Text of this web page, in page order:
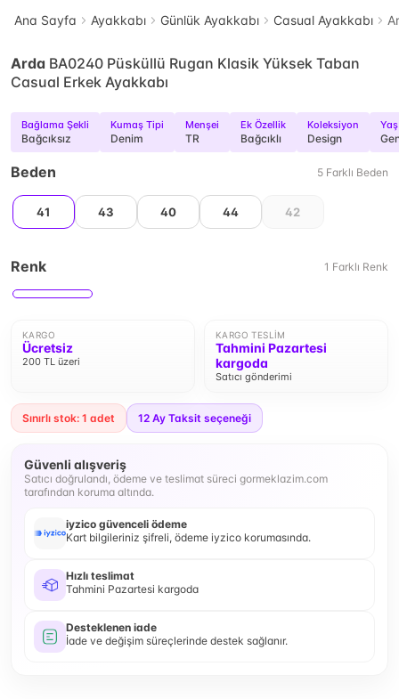
Ana Sayfa Ayakkabı Günlük Ayakkabı Casual Ayakkabı
Arda BA0240 Püsküllü Rugan Klasik Yüksek Taban
Casual Erkek Ayakkabı
Bağlama Şekli
Bağcıksız
Kumaş Tipi
Denim
Menşei
TR
Ek Özellik
Bağcıklı
Koleksiyon
Design
Beden 5 Farklı Beden
41 43 40 44 42
Renk 1 Farklı Renk
KARGO
Ücretsiz
200 TL üzeri
KARGO TESLIM
Tahmini Pazartesi
kargoda
Satıcı gönderimi
Sınırlı stok: 1 adet 12 Ay Taksit seçeneği
Güvenli alışveriş
Satıcı doğrulandı, ödeme ve teslimat süreci gormeklazim.com
tarafından koruma altında.
iyzico güvenceli ödeme
Kart bilgileriniz şifreli, ödeme iyzico korumasında.
Hızlı teslimat
Tahmini Pazartesi kargoda
Desteklenen iade
İade ve değişim süreçlerinde destek sağlanır.